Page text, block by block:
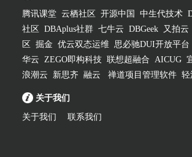
腾讯课堂 云栖社区 开源中国 中生代技术
社区
DBAplus社群 七牛云 DBGeek 又拍云
区
掘金 优云双态运维 思必驰DUI开放平台
华云 ZEGO即构科技 联想超融合 AICUG
浪潮云
新思齐 融云 禅道项目管理软件 轻
关于我们
关于我们 联系我们